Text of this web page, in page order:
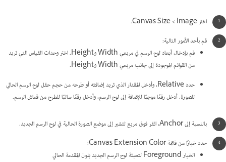
اختر Image >‏ Canvas Size.
قم بأحد الأمور التالية:
قم بإدخال أبعاد لوح الرسم في مربعي Width وHeight. اختر وحدات القياس التي تريد
من القوائم الموجودة إلى جانب مربعي Width وHeight.
حدد Relative، وأدخل المقدار الذي تريد إضافته أو طرحه من حجم حقل لوح الرسم الحالي
للصورة. أدخل رقمًا موجبًا للإضافة إلى لوح الرسم، وأدخل رقمًا سالبًا للطرح من قماش الرسم.
بالنسبة إلى Anchor، انقر فوق مربع لتشير إلى موضع الصورة الحالية في لوح الرسم الجديد.
حدد خيارًا من قائمة Canvas Extension Color:
الخيار Foreground لتعبئة لوح الرسم الجديد بلون المقدمة الحالي